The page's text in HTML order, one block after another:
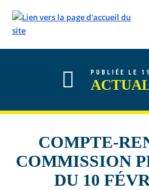
PUBLIÉE LE
COMPTE-
COMMISSION
DU 10